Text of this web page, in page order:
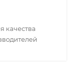
качества